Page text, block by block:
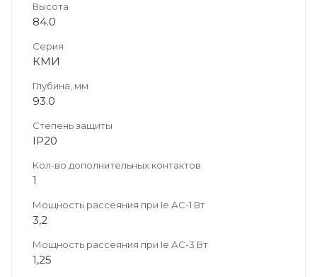
Высота
84.0
Серия
КМИ
Глубина, мм
93.0
Степень защиты
IP20
Кол-во дополнительных контактов
1
Мощность рассеяния при Ie АС-1 Вт
3,2
Мощность рассеяния при Ie АС-3 Вт
1,25